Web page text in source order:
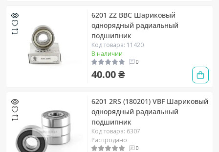
6201 ZZ BBC Шариковый
однорядный радиальный
подшипник
Код товара: 11420
В наличии
0
40.00 ₴
6201 2RS (180201) VBF Шариковый
однорядный радиальный
подшипник
Код товара: 6307
Распродано
0